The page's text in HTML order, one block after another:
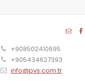
+908502410695
+905434627393
info@pvs.com.tr